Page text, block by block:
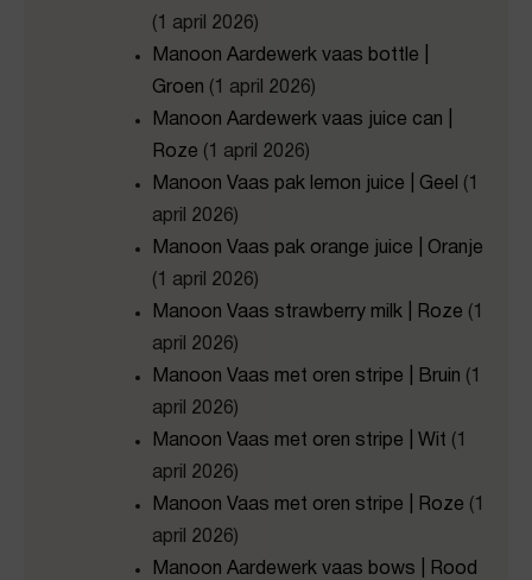
(1 april 2026)
Manoon Aardewerk vaas bottle |
Groen (1 april 2026)
Manoon Aardewerk vaas juice can |
Roze (1 april 2026)
Manoon Vaas pak lemon juice | Geel
(1
april 2026)
Manoon Vaas pak orange juice | Oranje
(1 april 2026)
Manoon Vaas strawberry milk | Roze (1
april 2026)
Manoon Vaas met oren stripe | Bruin (1
april 2026)
Manoon Vaas met oren stripe | Wit (1
april 2026)
Manoon Vaas met oren stripe | Roze (1
april 2026)
Manoon Aardewerk vaas bows | Rood